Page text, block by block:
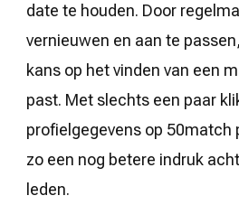
date te houden. Door
vernieuwen en aan te
kans op het vinden van een
past. Met slechts een paar
profielgegevens op 50match
zo een nog betere indruk
leden.